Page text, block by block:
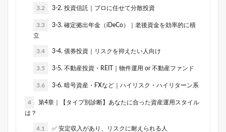
3.2 3-2. 投資信託｜プロに任せて分散投資
3.3
3-3. 確定拠出年金（iDeCo）｜老後資金を効率的に積
立
3.4 3-4. 債券投資｜リスクを抑えたい人向け
3.5 3-5. 不動産投資・REIT｜物件運用 or 不動産ファンド
3.6 3-6. 暗号資産・FXなど｜ハイリスク・ハイリターン系
4
第4章｜【タイプ別診断】あなたに合った資産運用スタイル
は？
4.1 ✅ 安定収入があり、リスクに耐えられる人